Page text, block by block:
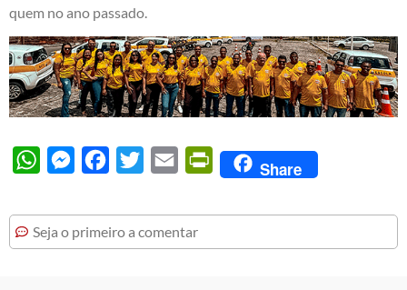
quem no ano passado.
WhatsAppMessengerFacebook
Twitter Email PrintFriendly
Share
Seja o primeiro a comentar